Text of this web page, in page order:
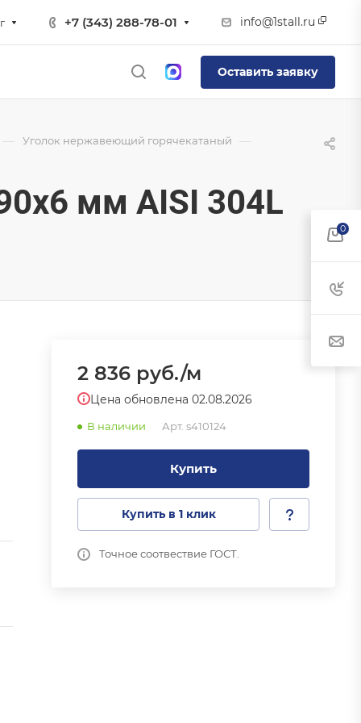
+7 (343) 288-78-01 info@1stall.ru
Оставить заявку
— Уголок нержавеющий горячекатаный —
мм AISI 304L
2 836 руб./м
Цена обновлена 02.08.2026
В наличии Арт. s410124
Купить
Купить в 1 клик
Точное соотвествие ГОСТ.
0